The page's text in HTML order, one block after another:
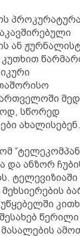
ან
კუთხით
სწორედ
და ანზორ
ტელევიზიაში